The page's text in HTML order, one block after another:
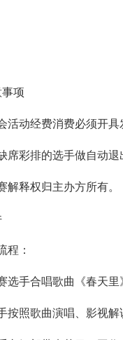
项
活动经费消费必须开具
席彩排的选手做自动退
解释权归主办方所有。
程：
选手合唱歌曲《春天里
按照歌曲演唱、影视解